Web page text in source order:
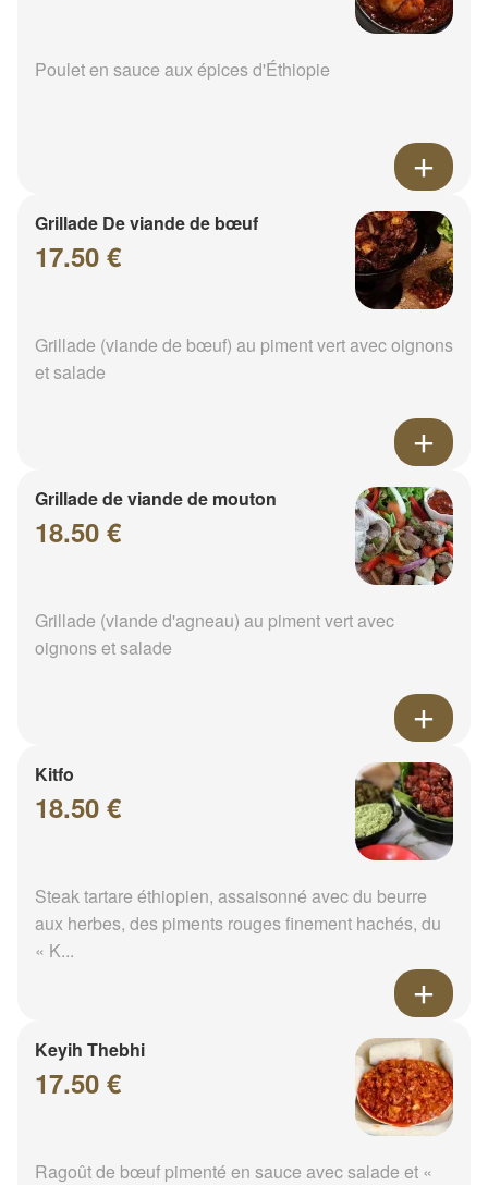
Poulet en sauce aux épices d'Éthiopie
Grillade De viande de bœuf
17.50 €
Grillade (viande de bœuf) au piment vert avec oignons
et salade
Grillade de viande de mouton
18.50 €
Grillade (viande d'agneau) au piment vert avec
oignons et salade
Kitfo
18.50 €
Steak tartare éthiopien, assaisonné avec du beurre
aux herbes, des piments rouges finement hachés, du
« K...
Keyih Thebhi
17.50 €
Ragoût de bœuf pimenté en sauce avec salade et «